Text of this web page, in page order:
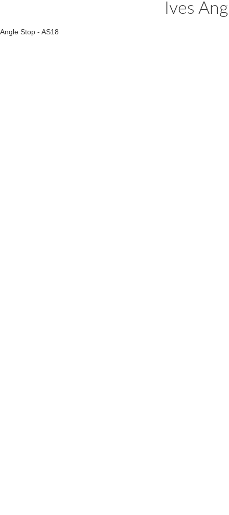
Ives
Angle Stop - AS18